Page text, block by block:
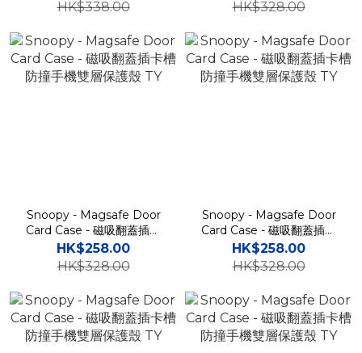
HK$338.00
HK$328.00
Snoopy - Magsafe Door
Card Case - 磁吸翻蓋插卡
槽防撞手機雙層保護殼 TY
HK$258.00
HK$328.00
Snoopy - Magsafe Door
Card Case - 磁吸翻蓋插卡
槽防撞手機雙層保護殼 TY
HK$258.00
HK$328.00